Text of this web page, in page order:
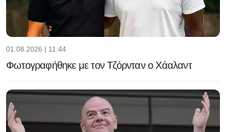
01.08.2026 | 11:44
Φωτογραφήθηκε με τον Τζόρνταν ο Χάαλαντ